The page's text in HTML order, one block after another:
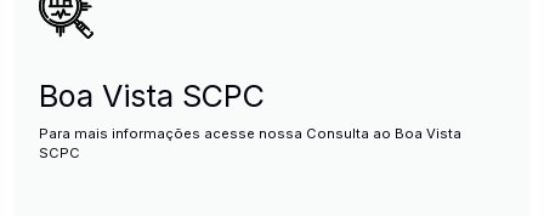
Boa Vista SCPC
Para mais informações acesse nossa Consulta ao Boa Vista
SCPC